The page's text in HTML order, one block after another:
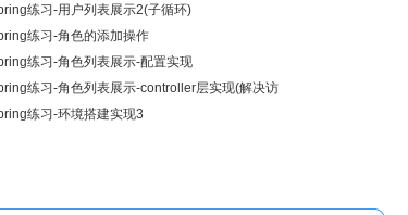
练习-用户列表展示2(子循环)
练习-角色的添加操作
练习-角色列表展示-配置实现
练习-角色列表展示-controller层实现(解决访
练习-环境搭建实现3